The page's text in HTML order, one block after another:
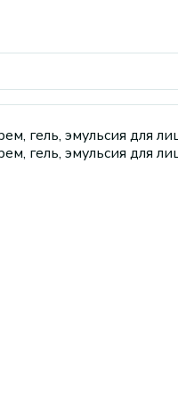
гель, эмульсия для
гель, эмульсия для